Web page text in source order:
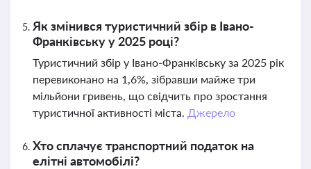
Як змінився туристичний збір в Івано-
Франківську у 2025 році?
Туристичний збір у Івано-Франківську за 2025 рік
перевиконано на 1,6%, зібравши майже три
мільйони гривень, що свідчить про зростання
туристичної активності міста. Джерело
Хто сплачує транспортний податок на
елітні автомобілі?